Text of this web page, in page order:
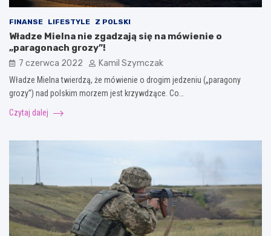
FINANSE LIFESTYLE Z POLSKI
Władze Mielna nie zgadzają się na mówienie o
„paragonach grozy”!
7 czerwca 2022 Kamil Szymczak
Władze Mielna twierdzą, że mówienie o drogim jedzeniu („paragony
grozy”) nad polskim morzem jest krzywdzące. Co…
Czytaj dalej